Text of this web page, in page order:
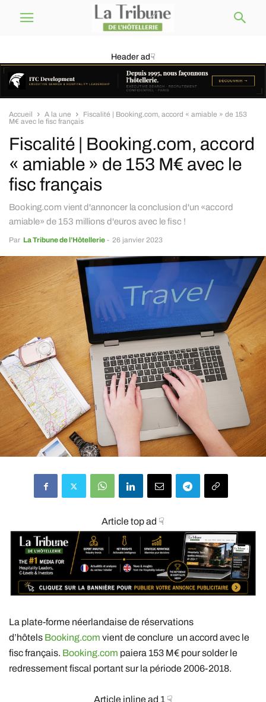
Header ad☟
Accueil A la une
Fiscalité | Booking.com, accord « amiable » de 153
M€ avec le fisc français
Fiscalité | Booking.com, accord
« amiable » de 153 M€ avec le
fisc français
Booking.com vient d'annoncer la conclusion d'un «accord
amiable» de 153 millions d'euros avec le fisc !
Par La Tribune de l’Hôtellerie - 26 janvier 2023
Article top ad ☟
La plate-forme néerlandaise de réservations
d’hôtels Booking.com vient de conclure un accord avec le
fisc français. Booking.com paiera 153 M€ pour solder le
redressement fiscal portant sur la période 2006-2018.
Article inline ad 1 ☟